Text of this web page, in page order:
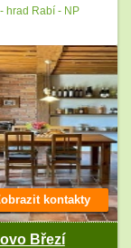
hrad Rabí - NP
Březí
kontakty